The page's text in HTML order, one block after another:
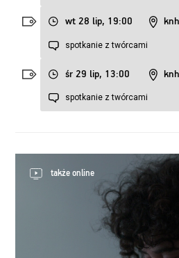
wt 28 lip, 19:00
spotkanie z twórcami
śr 29 lip, 13:00
spotkanie z twórcami
także online